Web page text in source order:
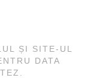
ȘI SITE-UL
DATA